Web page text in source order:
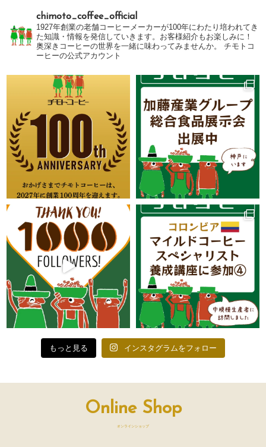
2023.04.11
Online Shop ブエノスアイレス
コーヒーにて「エチオピア ゲ
ルシャ・アナエロビック・ナチ
2023.04.11
オンラインショップにて母の日
限定のギフト販売開始しまし
た！無料メッセージカード付き
2022.04.19
Online Shop ブエノスアイレス
コーヒーにて「アイスコーヒー
用 ケニア キママ」「アイスコ
ーヒー用 ホンジュラス プリン
セス農園」を販売開始しまし
た！
2022.04.19
Online Shop ブエノスアイレス
コーヒーにてブラジル パッセ
イオ農園を販売開始しました！
2022.04.19
Online Shop ブエノスアイレス
コーヒーにてコスタリカ カン
デリージャを販売開始しまし
た！
2022.04.19
Online Shop ブエノスアイレス
コーヒーにて看板型クリップを
コーヒーにてコロンビア サン
トゥアリオを販売開始しまし
chimoto_coffee_official
1927年創業の老舗コーヒーメーカーが100年にわたり培われてき
た知識・情報を発信していきます。お客様紹介もお楽しみに！
奥深きコーヒーの世界を一緒に味わってみませんか。
チモトコ
ーヒーの公式アカウント
もっと見る インスタグラムをフォロー
Online Shop
オンラインショップ